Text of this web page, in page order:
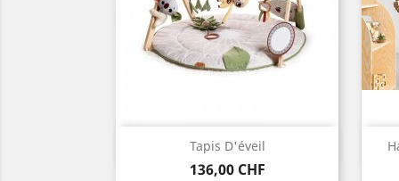
Tapis D'éveil
Preis
136,00 CHF
Vorschau